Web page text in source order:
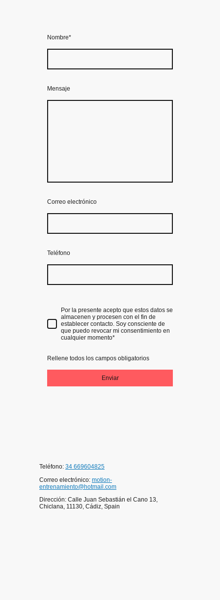
Nombre*
Mensaje
Correo electrónico
Teléfono
Por la presente acepto que estos datos se
almacenen y procesen con el fin de
establecer contacto. Soy consciente de
que puedo revocar mi consentimiento en
cualquier momento*
Rellene todos los campos obligatorios
Enviar
Teléfono: 34 669604825
Correo electrónico: motion-
entrenamiento@hotmail.com
Dirección: Calle Juan Sebastián el Cano 13,
Chiclana, 11130, Cádiz, Spain